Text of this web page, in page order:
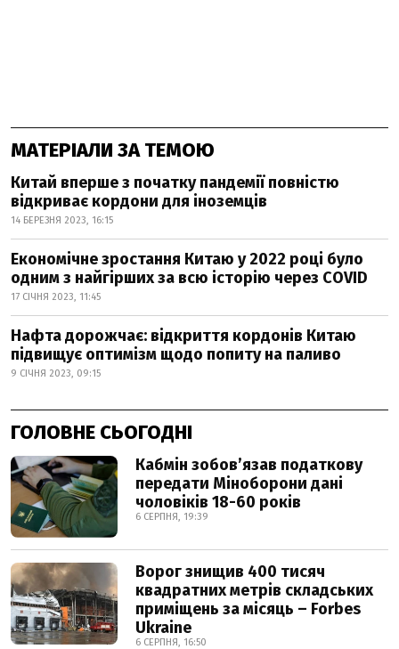
МАТЕРІАЛИ ЗА ТЕМОЮ
Китай вперше з початку пандемії повністю
відкриває кордони для іноземців
14 БЕРЕЗНЯ 2023, 16:15
Економічне зростання Китаю у 2022 році було
одним з найгірших за всю історію через COVID
17 СІЧНЯ 2023, 11:45
Нафта дорожчає: відкриття кордонів Китаю
підвищує оптимізм щодо попиту на паливо
9 СІЧНЯ 2023, 09:15
ГОЛОВНЕ СЬОГОДНІ
Кабмін зобовʼязав податкову
передати Міноборони дані
чоловіків 18-60 років
6 СЕРПНЯ, 19:39
Ворог знищив 400 тисяч
квадратних метрів складських
приміщень за місяць – Forbes
Ukraine
6 СЕРПНЯ, 16:50